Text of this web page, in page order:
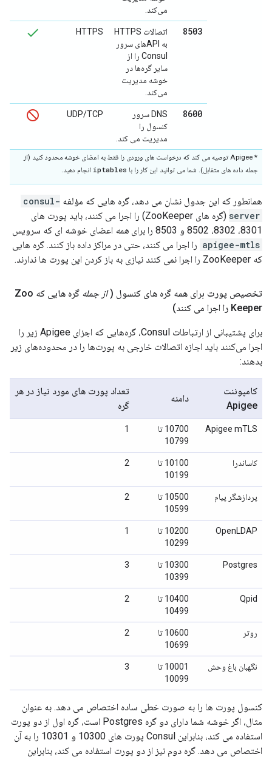
می‌کند.
8503
اتصالات HTTPS
به APIهای سرور
Consul را از
سایر گره‌ها در
خوشه مدیریت
می‌کند.
HTTPS
8600
DNS سرور
کنسول را
مدیریت می کند.
UDP/TCP
* Apigee توصیه می کند که درخواست های ورودی را فقط به اعضای خوشه محدود کنید (از
جمله داده های متقابل). شما می توانید این کار را با iptables انجام دهید.
همانطور که این جدول نشان می دهد، گره هایی که مؤلفه consul-
server
(گره های ZooKeeper) را اجرا می کنند، باید پورت های
8301، 8302، 8502 و 8503 را برای
همه اعضای خوشه ای که سرویس
apigee-mtls را اجرا می کنند، حتی در مراکز داده باز کنند. گره هایی
که ZooKeeper را اجرا نمی کنند نیازی به باز کردن این پورت ها ندارند.
تخصیص پورت برای همه گره های کنسول (از جمله گره هایی که Zoo
Keeper را اجرا می کنند)
برای پشتیبانی از ارتباطات Consul، گره‌هایی که اجزای Apigee زیر را
اجرا می‌کنند باید اجازه اتصالات خارجی به پورت‌ها را در محدوده‌های زیر
بدهند:
کامپوننت
Apigee
دامنه
تعداد پورت های مورد نیاز در هر
گره
Apigee mTLS
10700 تا
10799
1
کاساندرا
10100 تا
10199
2
پردازشگر پیام
10500 تا
10599
2
OpenLDAP
10200 تا
10299
1
Postgres
10300 تا
10399
3
Qpid
10400 تا
10499
2
روتر
10600 تا
10699
2
نگهبان باغ وحش
10001 تا
10099
3
کنسول پورت ها را به صورت خطی ساده اختصاص می دهد. به عنوان
مثال، اگر خوشه شما دارای دو گره Postgres است، گره اول از دو پورت
استفاده می کند، بنابراین Consul پورت های 10300 و 10301 را به آن
اختصاص می دهد. گره دوم نیز از دو پورت استفاده می کند، بنابراین